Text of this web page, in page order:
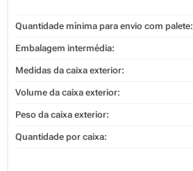
Quantidade mínima para envio com palete:
Embalagem intermédia:
Medidas da caixa exterior:
Volume da caixa exterior:
Peso da caixa exterior:
Quantidade por caixa: